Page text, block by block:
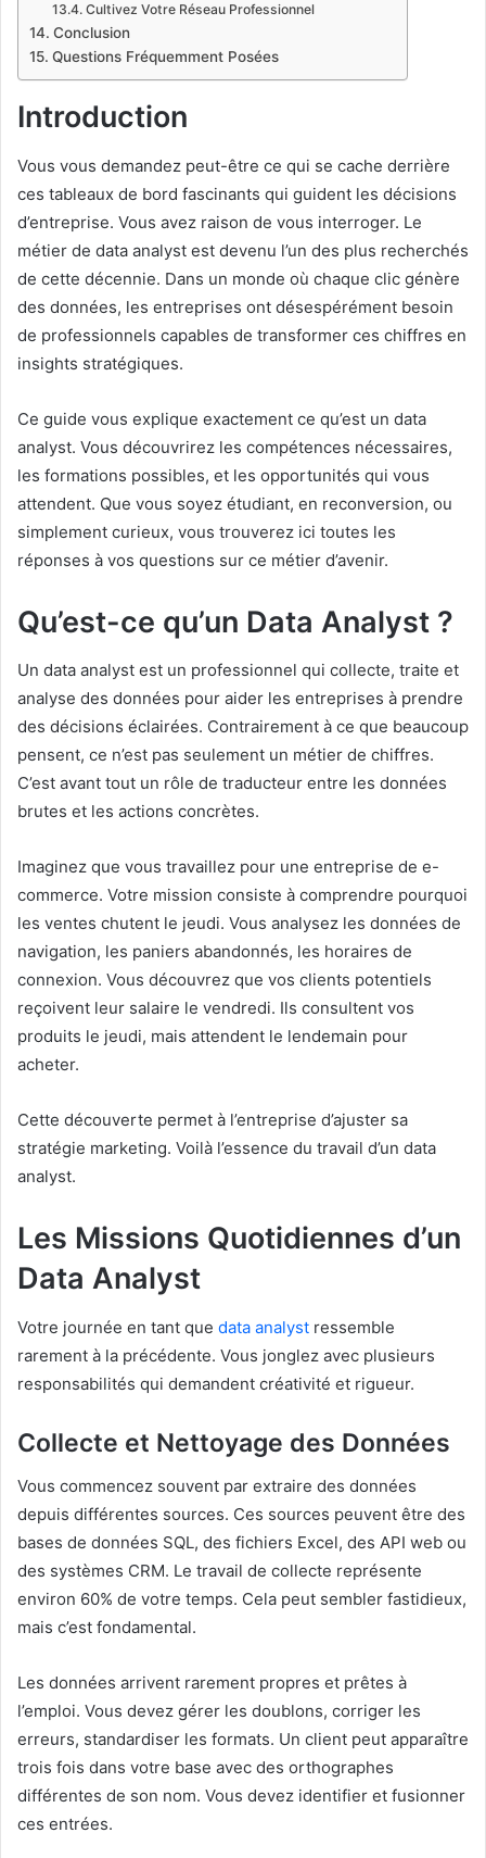
Cultivez Votre Réseau Professionnel
Conclusion
Questions Fréquemment Posées
Introduction
Vous vous demandez peut-être ce qui se cache derrière
ces tableaux de bord fascinants qui guident les décisions
d’entreprise. Vous avez raison de vous interroger. Le
métier de data analyst est devenu l’un des plus recherchés
de cette décennie. Dans un monde où chaque clic génère
des données, les entreprises ont désespérément besoin
de professionnels capables de transformer ces chiffres en
insights stratégiques.
Ce guide vous explique exactement ce qu’est un data
analyst. Vous découvrirez les compétences nécessaires,
les formations possibles, et les opportunités qui vous
attendent. Que vous soyez étudiant, en reconversion, ou
simplement curieux, vous trouverez ici toutes les
réponses à vos questions sur ce métier d’avenir.
Qu’est-ce qu’un Data Analyst ?
Un data analyst est un professionnel qui collecte, traite et
analyse des données pour aider les entreprises à prendre
des décisions éclairées. Contrairement à ce que beaucoup
pensent, ce n’est pas seulement un métier de chiffres.
C’est avant tout un rôle de traducteur entre les données
brutes et les actions concrètes.
Imaginez que vous travaillez pour une entreprise de e-
commerce. Votre mission consiste à comprendre pourquoi
les ventes chutent le jeudi. Vous analysez les données de
navigation, les paniers abandonnés, les horaires de
connexion. Vous découvrez que vos clients potentiels
reçoivent leur salaire le vendredi. Ils consultent vos
produits le jeudi, mais attendent le lendemain pour
acheter.
Cette découverte permet à l’entreprise d’ajuster sa
stratégie marketing. Voilà l’essence du travail d’un data
analyst.
Les Missions Quotidiennes d’un
Data Analyst
Votre journée en tant que data analyst ressemble
rarement à la précédente. Vous jonglez avec plusieurs
responsabilités qui demandent créativité et rigueur.
Collecte et Nettoyage des Données
Vous commencez souvent par extraire des données
depuis différentes sources. Ces sources peuvent être des
bases de données SQL, des fichiers Excel, des API web ou
des systèmes CRM. Le travail de collecte représente
environ 60% de votre temps. Cela peut sembler fastidieux,
mais c’est fondamental.
Les données arrivent rarement propres et prêtes à
l’emploi. Vous devez gérer les doublons, corriger les
erreurs, standardiser les formats. Un client peut apparaître
trois fois dans votre base avec des orthographes
différentes de son nom. Vous devez identifier et fusionner
ces entrées.